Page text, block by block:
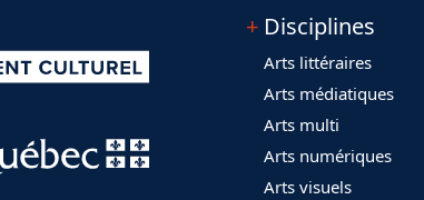
Disciplines
Arts littéraires
Arts médiatiques
Arts multi
Arts numériques
Arts visuels